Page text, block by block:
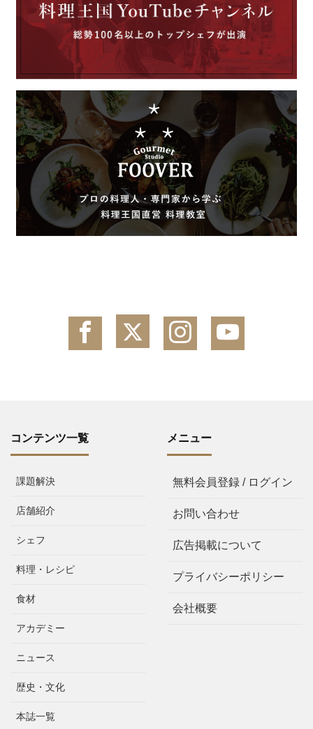
コンテンツ一覧
課題解決
店舗紹介
シェフ
料理・レシピ
食材
アカデミー
ニュース
歴史・文化
本誌一覧
メニュー
無料会員登録 / ログイン
お問い合わせ
広告掲載について
プライバシーポリシー
会社概要